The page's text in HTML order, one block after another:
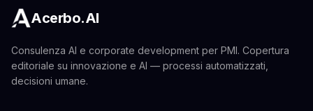
Acerbo.AI
Consulenza AI e corporate development per PMI. Copertura
editoriale su innovazione e AI — processi automatizzati,
decisioni umane.